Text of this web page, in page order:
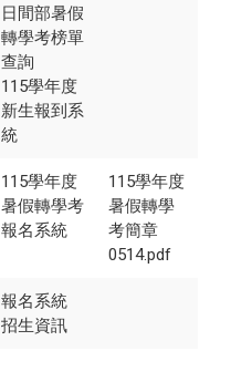
日間部暑假
轉學考榜單
查詢
115學年度
新生報到系
統
115學年度
暑假轉學考
報名系統
115學年度
暑假轉學
考簡章
0514.pdf
報名系統
招生資訊